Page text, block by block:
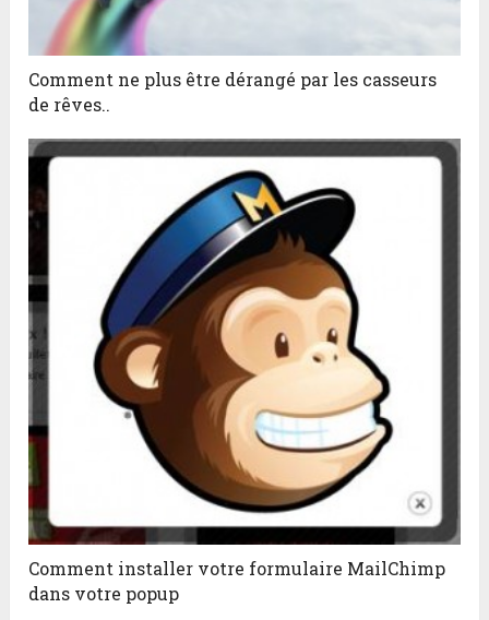
Comment ne plus être dérangé par les casseurs
de rêves..
Comment installer votre formulaire MailChimp
dans votre popup